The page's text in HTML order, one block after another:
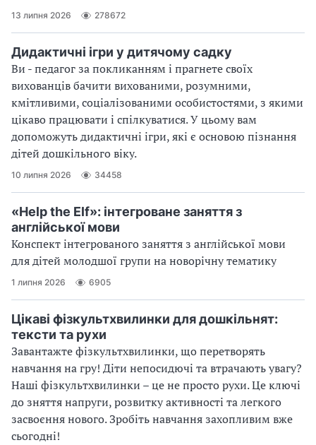
13 липня 2026 278672
Дидактичні ігри у дитячому садку
Ви - педагог за покликанням і прагнете своїх
вихованців бачити вихованими, розумними,
кмітливими, соціалізованими особистостями, з якими
цікаво працювати і спілкуватися. У цьому вам
допоможуть дидактичні ігри, які є основою пізнання
дітей дошкільного віку.
10 липня 2026 34458
«Help the Elf»: інтегроване заняття з
англійської мови
Конспект інтегрованого заняття з англійської мови
для дітей молодшої групи на новорічну тематику
1 липня 2026 6905
Цікаві фізкультхвилинки для дошкільнят:
тексти та рухи
Завантажте фізкультхвилинки, що перетворять
навчання на гру! Діти непосидючі та втрачають увагу?
Наші фізкультхвилинки – це не просто рухи. Це ключі
до зняття напруги, розвитку активності та легкого
засвоєння нового. Зробіть навчання захопливим вже
сьогодні!